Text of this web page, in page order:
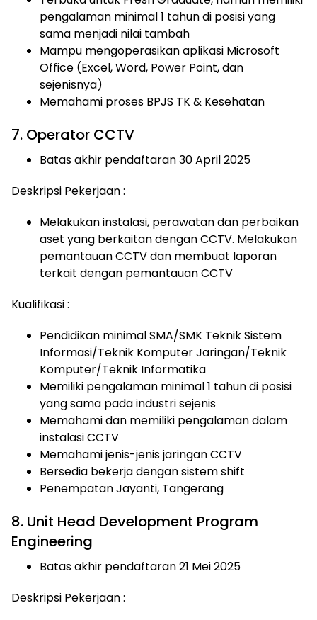
pengalaman minimal 1 tahun di posisi yang
sama menjadi nilai tambah
Mampu mengoperasikan aplikasi Microsoft
Office (Excel, Word, Power Point, dan
sejenisnya)
Memahami proses BPJS TK & Kesehatan
7. Operator CCTV
Batas akhir pendaftaran 30 April 2025
Deskripsi Pekerjaan :
Melakukan instalasi, perawatan dan perbaikan
aset yang berkaitan dengan CCTV. Melakukan
pemantauan CCTV dan membuat laporan
terkait dengan pemantauan CCTV
Kualifikasi :
Pendidikan minimal SMA/SMK Teknik Sistem
Informasi/Teknik Komputer Jaringan/Teknik
Komputer/Teknik Informatika
Memiliki pengalaman minimal 1 tahun di posisi
yang sama pada industri sejenis
Memahami dan memiliki pengalaman dalam
instalasi CCTV
Memahami jenis-jenis jaringan CCTV
Bersedia bekerja dengan sistem shift
Penempatan Jayanti, Tangerang
8. Unit Head Development Program
Engineering
Batas akhir pendaftaran 21 Mei 2025
Deskripsi Pekerjaan :